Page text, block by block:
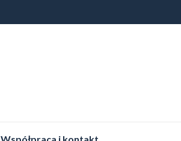
Współpraca i kontakt